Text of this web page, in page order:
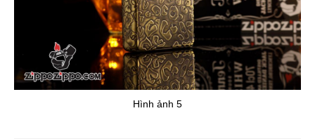
Hình ảnh 5